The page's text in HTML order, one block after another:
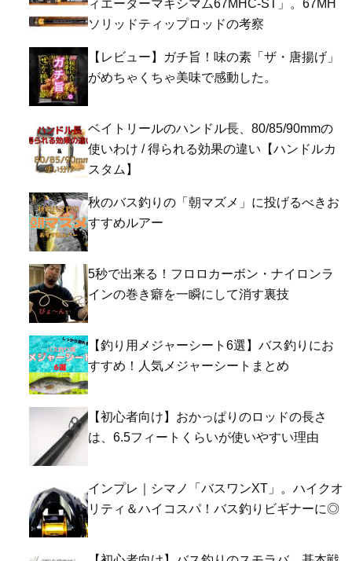
ィエーターマキシマム67MHC-ST」。67MH
ソリッドティップロッドの考察
【レビュー】ガチ旨！味の素「ザ・唐揚げ」
がめちゃくちゃ美味で感動した。
ベイトリールのハンドル長、80/85/90mmの
使いわけ / 得られる効果の違い【ハンドルカ
スタム】
秋のバス釣りの「朝マズメ」に投げるべきお
すすめルアー
5秒で出来る！フロロカーボン・ナイロンラ
インの巻き癖を一瞬にして消す裏技
【釣り用メジャーシート6選】バス釣りにお
すすめ！人気メジャーシートまとめ
【初心者向け】おかっぱりのロッドの長さ
は、6.5フィートくらいが使いやすい理由
インプレ｜シマノ「バスワンXT」。ハイクオ
リティ＆ハイコスパ！バス釣りビギナーに◎